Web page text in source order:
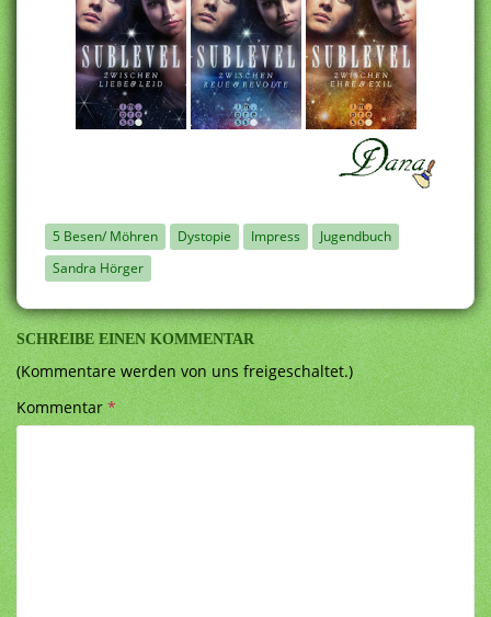
5 Besen/ Möhren Dystopie Impress
Jugendbuch
Sandra Hörger
SCHREIBE EINEN KOMMENTAR
(Kommentare werden von uns freigeschaltet.)
Kommentar*